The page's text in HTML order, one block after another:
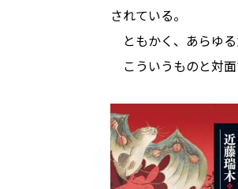
されている。
ともかく、あらゆる
こういうものと対面